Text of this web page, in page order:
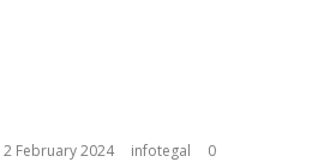
2 February 2024 infotegal 0